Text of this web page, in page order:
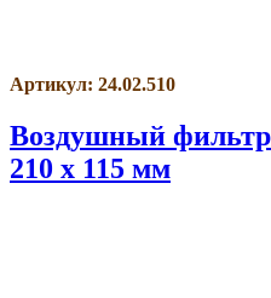
Артикул: 24.02.510
Воздушный
210 x 115 мм